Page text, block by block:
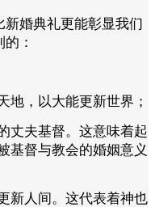
婚典礼更能彰显我们
：
地，以大能更新世界；
丈夫基督。这意味着起
基督与教会的婚姻意义
新人间。这代表着神也